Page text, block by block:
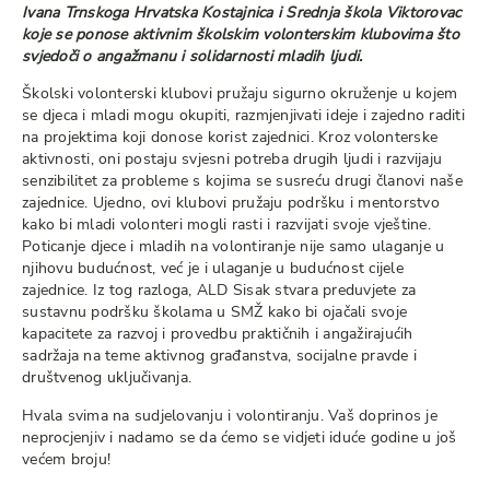
Ivana Trnskoga Hrvatska Kostajnica i Srednja škola Viktorovac
koje se ponose aktivnim školskim volonterskim klubovima što
svjedoči o angažmanu i solidarnosti mladih ljudi.
Školski volonterski klubovi pružaju sigurno okruženje u kojem
se djeca i mladi mogu okupiti, razmjenjivati ideje i zajedno raditi
na projektima koji donose korist zajednici. Kroz volonterske
aktivnosti, oni postaju svjesni potreba drugih ljudi i razvijaju
senzibilitet za probleme s kojima se susreću drugi članovi naše
zajednice. Ujedno, ovi klubovi pružaju podršku i mentorstvo
kako bi mladi volonteri mogli rasti i razvijati svoje vještine.
Poticanje djece i mladih na volontiranje nije samo ulaganje u
njihovu budućnost, već je i ulaganje u budućnost cijele
zajednice. Iz tog razloga, ALD Sisak stvara preduvjete za
sustavnu podršku školama u SMŽ kako bi ojačali svoje
kapacitete za razvoj i provedbu praktičnih i angažirajućih
sadržaja na teme aktivnog građanstva, socijalne pravde i
društvenog uključivanja.
Hvala svima na sudjelovanju i volontiranju. Vaš doprinos je
neprocjenjiv i nadamo se da ćemo se vidjeti iduće godine u još
većem broju!